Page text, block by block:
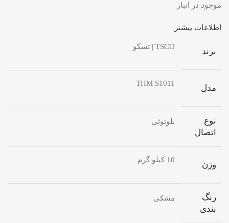
موجود در انبار
اطلاعات بیشتر
برند TSCO | تسکو
مدل THM S1011
نوع
اتصال
بلوتوثی
وزن 10 کیلو گرم
رنگ
بندی
مشکی